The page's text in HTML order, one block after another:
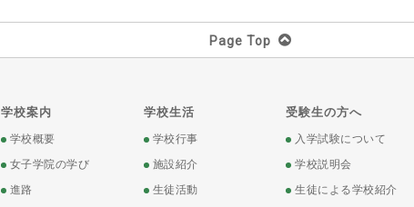
Page Top
学校案内
学校概要
女子学院の学び
進路
学校生活
学校行事
施設紹介
生徒活動
受験生の方へ
入学試験について
学校説明会
生徒による学校紹介